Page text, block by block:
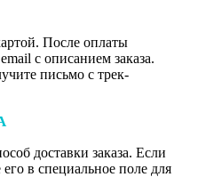
После оплаты
с описанием заказа.
письмо с трек-
доставки заказа. Если
в специальное поле для